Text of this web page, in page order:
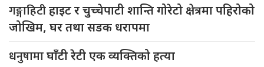
गङ्गाहिटीहाइट र चुच्चेपाटी शान्ति गोरेटो क्षेत्रमा पहिरोको
जोखिम, घर तथा सडक धरापमा
धनुषामाघाँटी रेटी एक व्यक्तिको हत्या